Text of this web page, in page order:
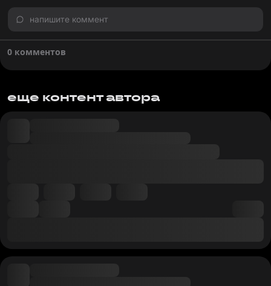
напишите коммент
0 комментов
еще контент автора